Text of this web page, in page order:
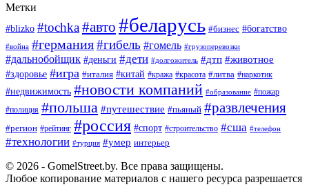
Метки
#blizko #tochka#авто #беларусь #бизнес #богатство
#война #германия#гибель #гомель #грузоперевозки
#дальнобойщик #деньги #дети #долгожитель #дтп #животное
#здоровье #игра #италия #китай #кража #красота #литва #наркотик
#недвижимость #новости компаний #образование #пожар
#полиция #польша #путешествие #пьяный #развлечения
#регион #рейтинг #россия #спорт #строительство #сша #телефон
#технологии #турция #умер интерьер
© 2026 - GomelStreet.by. Все права защищены.
Любое копирование материалов с нашего ресурса разрешается